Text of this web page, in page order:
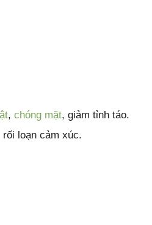
, chóng mặt, giảm tỉnh táo.
loạn cảm xúc.